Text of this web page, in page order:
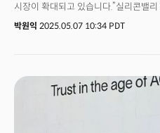
시장이 확대되고 있습니다.”실리콘밸
디디 다스는 6일(현지시각) “IDE(통합
시장의 빠른 변화’가 있다고 설명합니
구축할 수도 있지만 실행에 시간이 걸
박원익 2025.05.07 10:34 PDT